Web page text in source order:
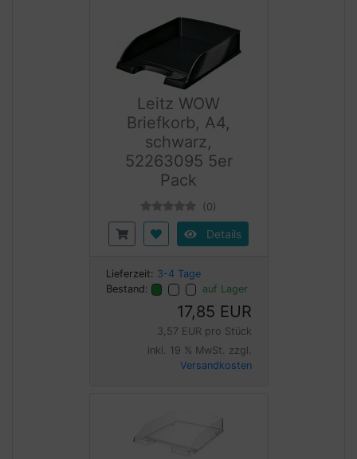
Leitz WOW
Briefkorb, A4,
schwarz,
52263095 5er
Pack
(0)
Details
Lieferzeit: 3-4 Tage
Bestand:
auf Lager
17,85 EUR
3,57 EUR pro Stück
inkl. 19 % MwSt. zzgl.
Versandkosten